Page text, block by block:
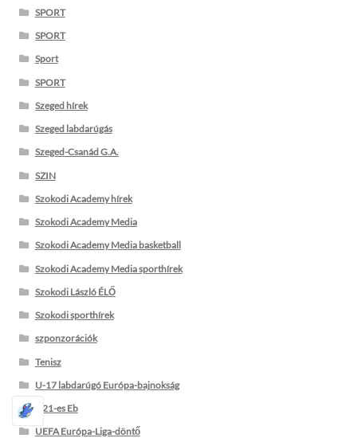
SPORT
SPORT
Sport
SPORT
Szeged hírek
Szeged labdarúgás
Szeged-Csanád G.A.
SZIN
Szokodi Academy hírek
Szokodi Academy Media
Szokodi Academy Media basketball
Szokodi Academy Media sporthírek
Szokodi László ÉLŐ
Szokodi sporthírek
szponzorációk
Tenisz
U-17 labdarúgó Európa-bajnokság
U21-es Eb
UEFA Európa-Liga-döntő